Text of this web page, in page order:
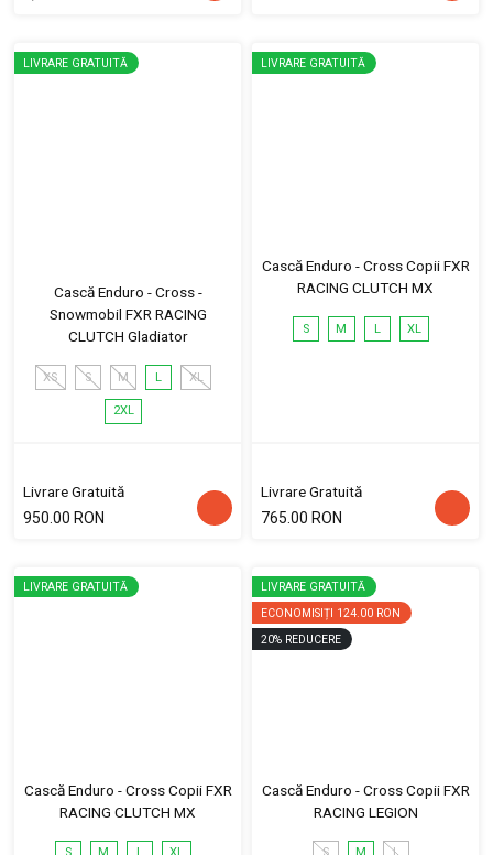
LIVRARE GRATUITĂ
Cască Enduro - Cross -
Snowmobil FXR RACING
CLUTCH Gladiator
XS S M L XL
2XL
Livrare Gratuită
950.00 RON
LIVRARE GRATUITĂ
Cască Enduro - Cross Copii FXR
RACING CLUTCH MX
S M L XL
Livrare Gratuită
765.00 RON
LIVRARE GRATUITĂ
Cască Enduro - Cross Copii FXR
RACING CLUTCH MX
LIVRARE GRATUITĂ
ECONOMISIȚI 124.00 RON
20% REDUCERE
Cască Enduro - Cross Copii FXR
RACING LEGION